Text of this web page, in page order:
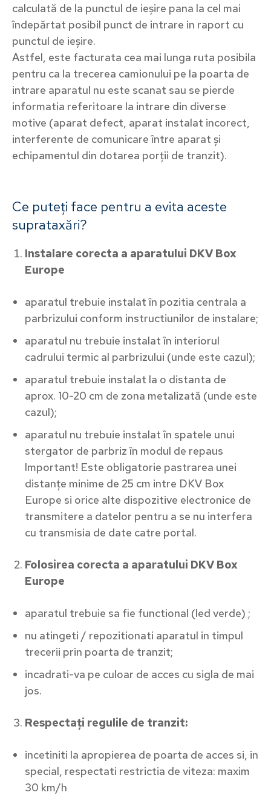
calculată de la punctul de ieșire pana la cel mai
îndepărtat posibil punct de intrare in raport cu
punctul de ieșire.
Astfel, este facturata cea mai lunga ruta posibila
pentru ca la trecerea camionului pe la poarta de
intrare aparatul nu este scanat sau se pierde
informatia referitoare la intrare din diverse
motive (aparat defect, aparat instalat incorect,
interferente de comunicare între aparat și
echipamentul din dotarea porții de tranzit).
Ce puteți face pentru a evita aceste
suprataxări?
Instalare corecta a aparatului DKV Box
Europe
aparatul trebuie instalat în pozitia centrala a
parbrizului conform instructiunilor de instalare;
aparatul nu trebuie instalat în interiorul
cadrului termic al parbrizului (unde este cazul);
aparatul trebuie instalat la o distanta de
aprox. 10-20 cm de zona metalizată (unde este
cazul);
aparatul nu trebuie instalat în spatele unui
stergator de parbriz în modul de repaus
Important! Este obligatorie pastrarea unei
distanțe minime de 25 cm intre DKV Box
Europe si orice alte dispozitive electronice de
transmitere a datelor pentru a se nu interfera
cu transmisia de date catre portal.
Folosirea corecta a aparatului DKV Box
Europe
aparatul trebuie sa fie functional (led verde) ;
nu atingeti / repozitionati aparatul in timpul
trecerii prin poarta de tranzit;
incadrati-va pe culoar de acces cu sigla de mai
jos.
Respectați regulile de tranzit:
incetiniti la apropierea de poarta de acces si, in
special, respectati restrictia de viteza: maxim
30 km/h